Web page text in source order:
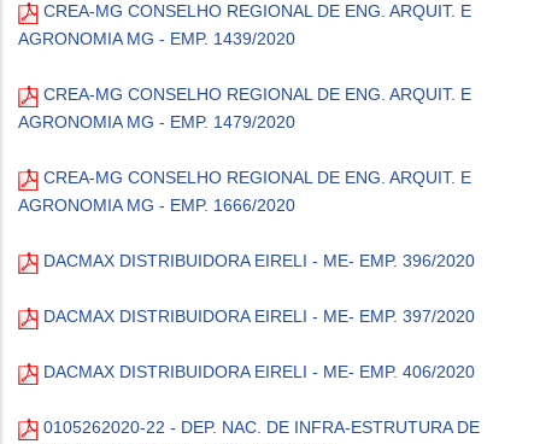
CREA-MG CONSELHO REGIONAL DE ENG. ARQUIT. E
AGRONOMIA MG - EMP. 1439/2020
CREA-MG CONSELHO REGIONAL DE ENG. ARQUIT. E
AGRONOMIA MG - EMP. 1479/2020
CREA-MG CONSELHO REGIONAL DE ENG. ARQUIT. E
AGRONOMIA MG - EMP. 1666/2020
DACMAX DISTRIBUIDORA EIRELI - ME- EMP. 396/2020
DACMAX DISTRIBUIDORA EIRELI - ME- EMP. 397/2020
DACMAX DISTRIBUIDORA EIRELI - ME- EMP. 406/2020
0105262020-22 - DEP. NAC. DE INFRA-ESTRUTURA DE